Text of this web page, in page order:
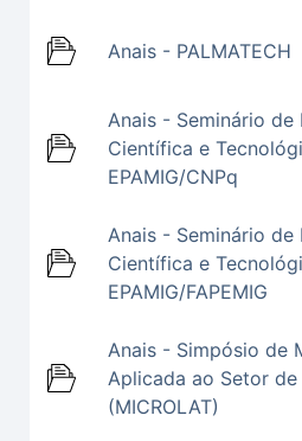
Anais - PALMATECH
Anais - Seminário de
Científica e
EPAMIG/CNPq
Anais - Seminário de
Científica e
EPAMIG/FAPEMIG
Anais - Simpósio de
Aplicada ao Setor
(MICROLAT)